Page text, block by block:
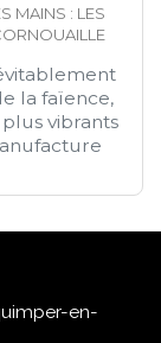
MAINS : LES
la faïence,
vibrants
en-